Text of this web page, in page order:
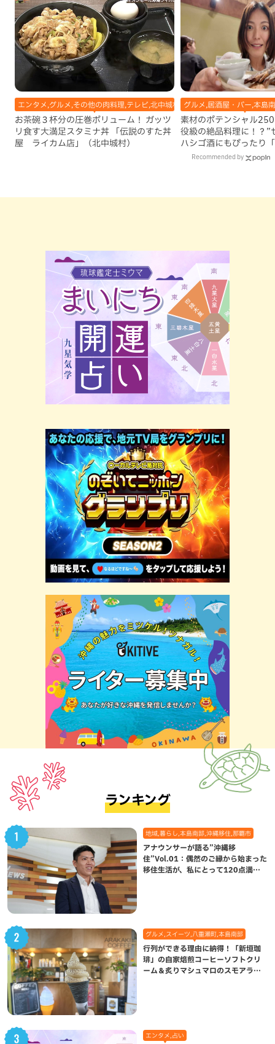
エンタメ,グルメ,その他の肉料理,テレビ,北中城村,地域,本島中部
お茶碗３杯分の圧巻ボリューム！ ガッツ
リ食す大満足スタミナ丼 「伝説のすた丼
屋 ライカム店」（北中城村）
グルメ,居酒屋・バー,本島
素材のポテンシャル
役級の絶品料理に！？”
ハシゴ酒にもぴったり
亭」（那覇市）
Recommended by
ランキング
地域,暮らし,本島南部,沖縄移住,那覇市
アナウンサーが語る”沖縄移
住”Vol.01：偶然のご縁から始まった
移住生活が、私にとって120点満点
グルメ,スイーツ,八重瀬町,本島南部
行列ができる理由に納得！「新垣珈
琲」の自家焙煎コーヒーソフトクリ
ーム＆炙りマシュマロのスモアラテ
エンタメ,占い